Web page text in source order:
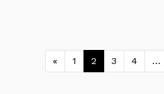
Navegación de
« 1 2 3 4 …